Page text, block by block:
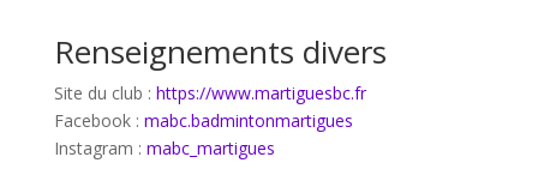
Renseignements divers
Site du club : https://www.martiguesbc.fr
Facebook : mabc.badmintonmartigues
Instagram : mabc_martigues